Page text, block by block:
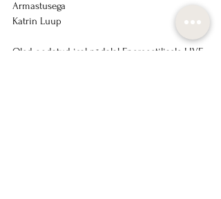
Armastusega
Katrin Luup
Oled oodatud igal nädalal Energeetilisele LIVE